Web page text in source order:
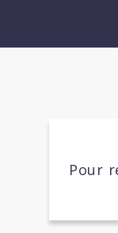
Pour